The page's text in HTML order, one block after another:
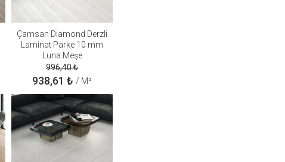
Çamsan Diamond Derzli
Laminat Parke 10 mm
Luna Meşe
996,40₺
938,61 ₺ / M²